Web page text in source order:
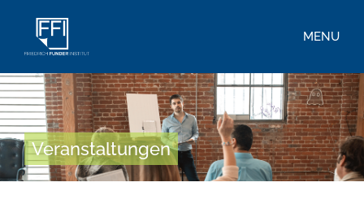
MENU
Veranstaltungen